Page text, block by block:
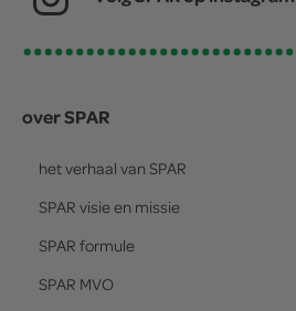
over SPAR
het verhaal van SPAR
SPAR visie en missie
SPAR formule
SPAR MVO